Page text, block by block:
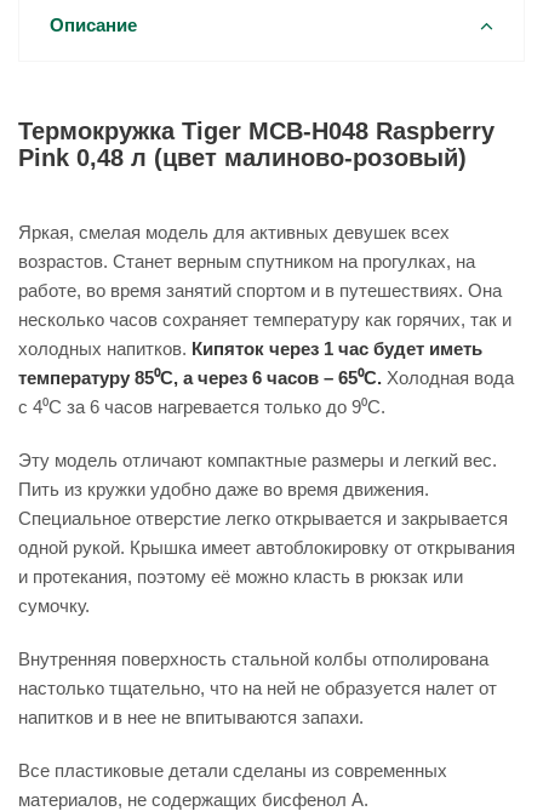
Описание
Термокружка Tiger MCB-H048 Raspberry
Pink 0,48 л (цвет малиново-розовый)
Яркая, смелая модель для активных девушек всех
возрастов. Станет верным спутником на прогулках, на
работе, во время занятий спортом и в путешествиях. Она
несколько часов сохраняет температуру как горячих, так и
холодных напитков. Кипяток через 1 час будет иметь
температуру 85⁰С, а через 6 часов – 65⁰С. Холодная вода
с 4⁰С за 6 часов нагревается только до 9⁰С.
Эту модель отличают компактные размеры и легкий вес.
Пить из кружки удобно даже во время движения.
Специальное отверстие легко открывается и закрывается
одной рукой. Крышка имеет автоблокировку от открывания
и протекания, поэтому её можно класть в рюкзак или
сумочку.
Внутренняя поверхность стальной колбы отполирована
настолько тщательно, что на ней не образуется налет от
напитков и в нее не впитываются запахи.
Все пластиковые детали сделаны из современных
материалов, не содержащих бисфенол А.